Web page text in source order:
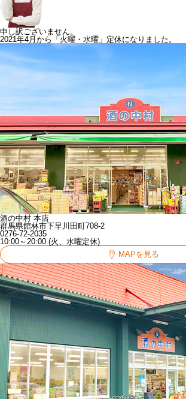
申し訳ございません。
2021年4月から「火曜・水曜」定休になりました。
酒の中村 本店
群馬県館林市下早川田町708-2
0276-72-2035
10:00～20:00 (火、水曜定休)
MAPを見る